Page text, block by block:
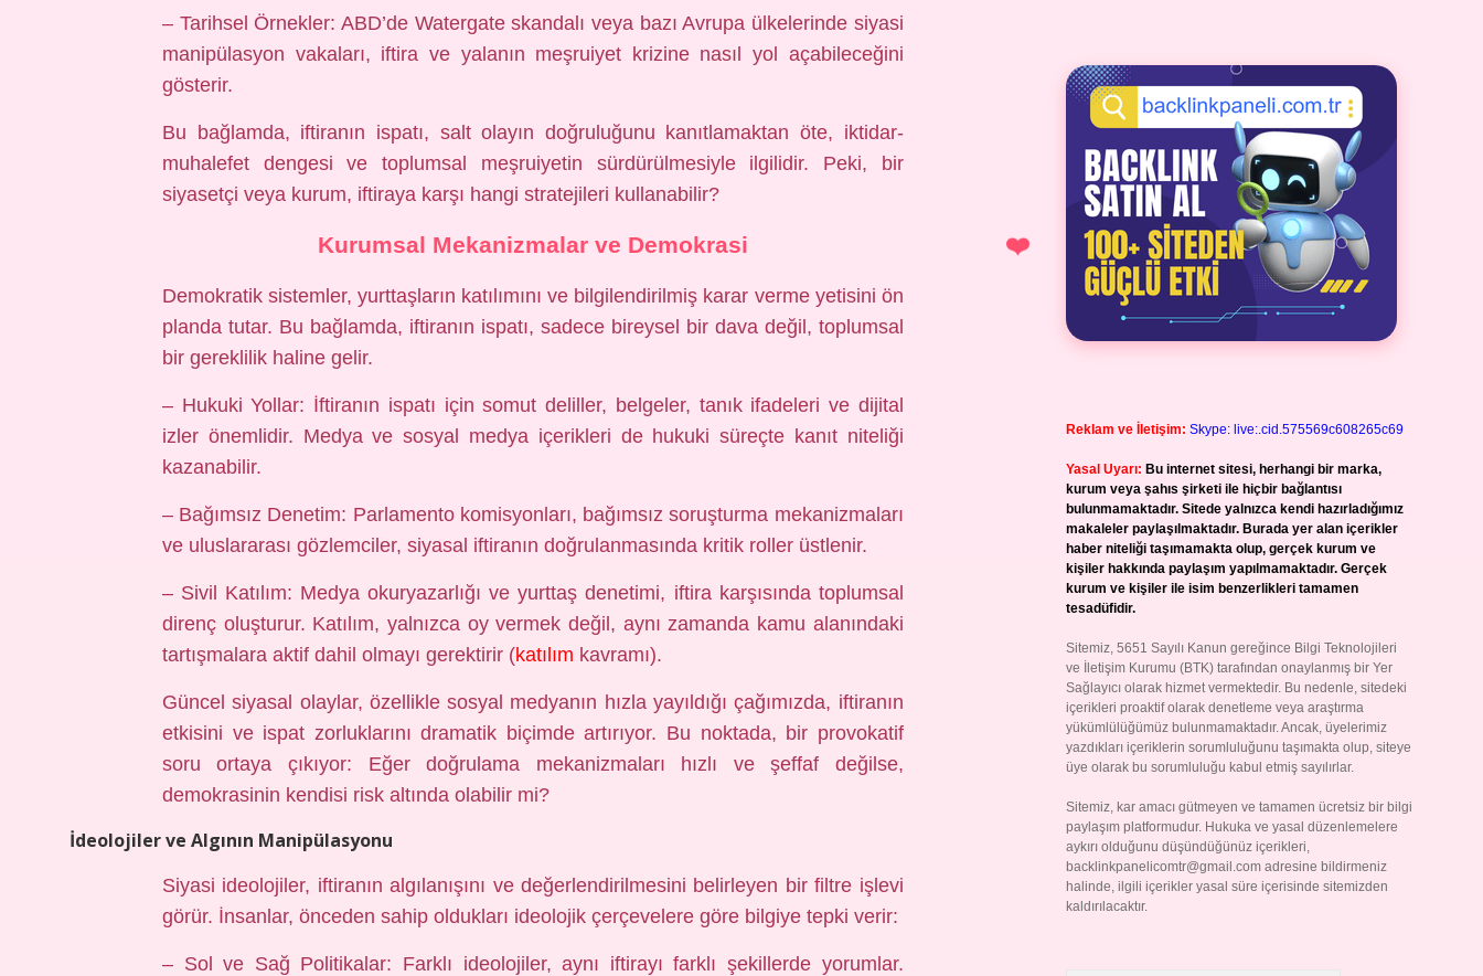
– Tarihsel Örnekler: ABD’de Watergate skandalı veya bazı Avrupa ülkelerinde siyasi
manipülasyon vakaları, iftira ve yalanın meşruiyet krizine nasıl yol açabileceğini
gösterir.
Bu bağlamda, iftiranın ispatı, salt olayın doğruluğunu kanıtlamaktan öte, iktidar-
muhalefet dengesi ve toplumsal meşruiyetin sürdürülmesiyle ilgilidir. Peki, bir
siyasetçi veya kurum, iftiraya karşı hangi stratejileri kullanabilir?
Kurumsal Mekanizmalar ve Demokrasi
Demokratik sistemler, yurttaşların katılımını ve bilgilendirilmiş karar verme yetisini ön
planda tutar. Bu bağlamda, iftiranın ispatı, sadece bireysel bir dava değil, toplumsal
bir gereklilik haline gelir.
– Hukuki Yollar: İftiranın ispatı için somut deliller, belgeler, tanık ifadeleri ve dijital
izler önemlidir. Medya ve sosyal medya içerikleri de hukuki süreçte kanıt niteliği
kazanabilir.
– Bağımsız Denetim: Parlamento komisyonları, bağımsız soruşturma mekanizmaları
ve uluslararası gözlemciler, siyasal iftiranın doğrulanmasında kritik roller üstlenir.
– Sivil Katılım: Medya okuryazarlığı ve yurttaş denetimi, iftira karşısında toplumsal
direnç oluşturur. Katılım, yalnızca oy vermek değil, aynı zamanda kamu alanındaki
tartışmalara aktif dahil olmayı gerektirir (katılım kavramı).
Güncel siyasal olaylar, özellikle sosyal medyanın hızla yayıldığı çağımızda, iftiranın
etkisini ve ispat zorluklarını dramatik biçimde artırıyor. Bu noktada, bir provokatif
soru ortaya çıkıyor: Eğer doğrulama mekanizmaları hızlı ve şeffaf değilse,
demokrasinin kendisi risk altında olabilir mi?
İdeolojiler ve Algının Manipülasyonu
Siyasi ideolojiler, iftiranın algılanışını ve değerlendirilmesini belirleyen bir filtre işlevi
görür. İnsanlar, önceden sahip oldukları ideolojik çerçevelere göre bilgiye tepki verir:
– Sol ve Sağ Politikalar: Farklı ideolojiler, aynı iftirayı farklı şekillerde yorumlar.
Reklam ve İletişim: Skype: live:.cid.575569c608265c69
Yasal Uyarı: Bu internet sitesi, herhangi bir marka,
kurum veya şahıs şirketi ile hiçbir bağlantısı
bulunmamaktadır. Sitede yalnızca kendi hazırladığımız
makaleler paylaşılmaktadır. Burada yer alan içerikler
haber niteliği taşımamakta olup, gerçek kurum ve
kişiler hakkında paylaşım yapılmamaktadır. Gerçek
kurum ve kişiler ile isim benzerlikleri tamamen
tesadüfidir.
Sitemiz, 5651 Sayılı Kanun gereğince Bilgi Teknolojileri
ve İletişim Kurumu (BTK) tarafından onaylanmış bir Yer
Sağlayıcı olarak hizmet vermektedir. Bu nedenle, sitedeki
içerikleri proaktif olarak denetleme veya araştırma
yükümlülüğümüz bulunmamaktadır. Ancak, üyelerimiz
yazdıkları içeriklerin sorumluluğunu taşımakta olup, siteye
üye olarak bu sorumluluğu kabul etmiş sayılırlar.
Sitemiz, kar amacı gütmeyen ve tamamen ücretsiz bir bilgi
paylaşım platformudur. Hukuka ve yasal düzenlemelere
aykırı olduğunu düşündüğünüz içerikleri,
backlinkpanelicomtr@gmail.comadresine bildirmeniz
halinde, ilgili içerikler yasal süre içerisinde sitemizden
kaldırılacaktır.